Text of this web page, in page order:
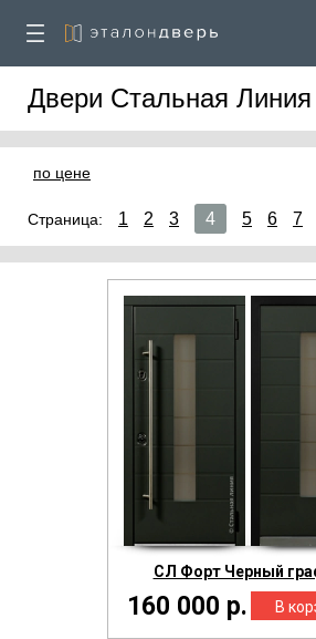
Двери Стальная Линия
по цене
Страница: 1 2 3 4 5 6 7
СЛ Форт Черный
160 000 р.